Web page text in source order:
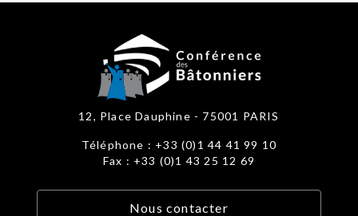
12, Place Dauphine - 75001 PARIS
Téléphone : +33 (0)1 44 41 99 10
Fax : +33 (0)1 43 25 12 69
Nous contacter